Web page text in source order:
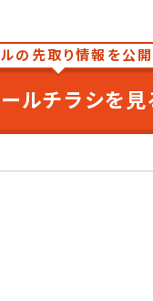
の先取り情報を公開
ルチラシを見